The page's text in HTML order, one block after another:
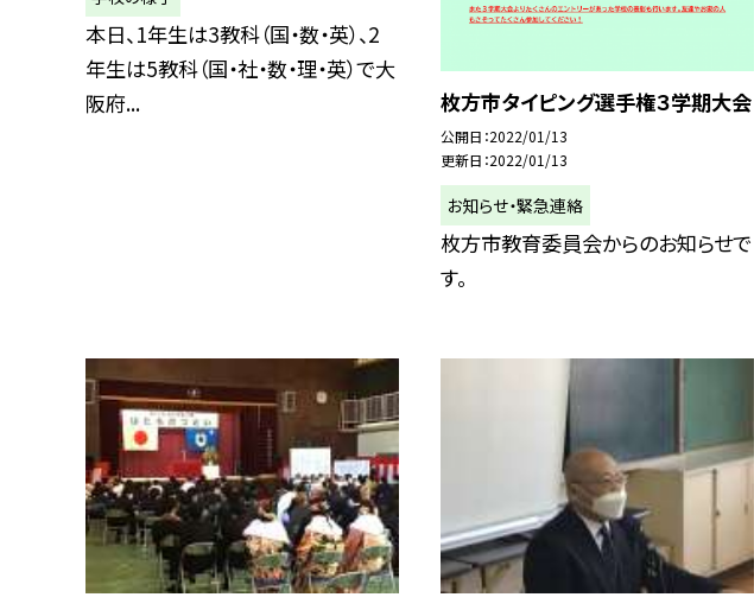
本日、1年生は3教科（国・数・英）、2
年生は5教科（国・社・数・理・英）で大
阪府...
枚方市タイピング選手権３学期大会
公開日 2022/01/13
更新日 2022/01/13
お知らせ・緊急連絡
枚方市教育委員会からのお知らせで
す。